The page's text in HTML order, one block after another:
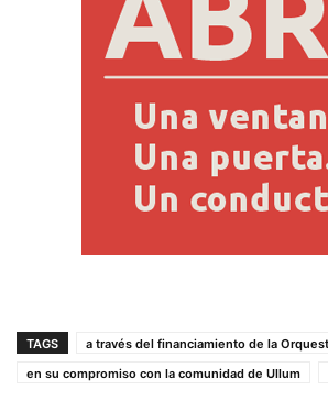
TAGS
a través del financiamiento de la
en su compromiso con la comunidad de Ullum